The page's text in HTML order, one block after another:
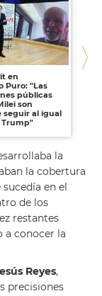
en
Puro: "Las
públicas
son
seguir al igual
Trump"
la
la cobertura
en el
de los
restantes
a conocer la
Reyes,
precisiones